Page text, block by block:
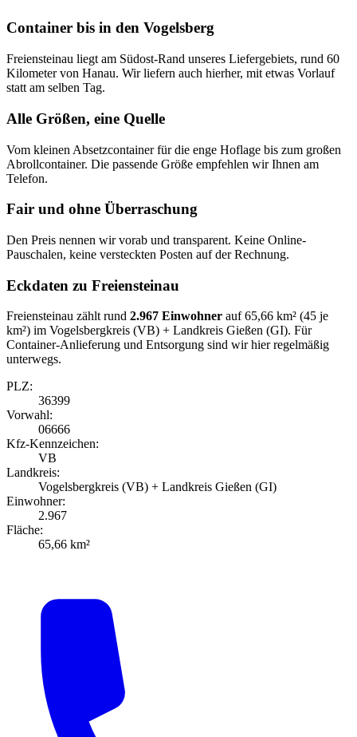
Container bis in den Vogelsberg
Freiensteinau liegt am Südost-Rand unseres Liefergebiets, rund 60
Kilometer von Hanau. Wir liefern auch hierher, mit etwas Vorlauf
statt am selben Tag.
Alle Größen, eine Quelle
Vom kleinen Absetzcontainer für die enge Hoflage bis zum großen
Abrollcontainer. Die passende Größe empfehlen wir Ihnen am
Telefon.
Fair und ohne Überraschung
Den Preis nennen wir vorab und transparent. Keine Online-
Pauschalen, keine versteckten Posten auf der Rechnung.
Eckdaten zu Freiensteinau
Freiensteinau zählt rund 2.967 Einwohner auf 65,66 km² (45 je
km²) im Vogelsbergkreis (VB) + Landkreis Gießen (GI). Für
Container-Anlieferung und Entsorgung sind wir hier regelmäßig
unterwegs.
PLZ:
36399
Vorwahl:
06666
Kfz-Kennzeichen:
VB
Landkreis:
Vogelsbergkreis (VB) + Landkreis Gießen (GI)
Einwohner:
2.967
Fläche:
65,66 km²